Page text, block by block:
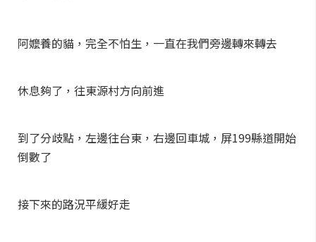
阿嬤養的貓，完全不怕生，一直在我們旁邊轉來轉去
休息夠了，往東源村方向前進
到了分歧點，左邊往台東，右邊回車城，屏199縣道開始
倒數了
接下來的路況平緩好走